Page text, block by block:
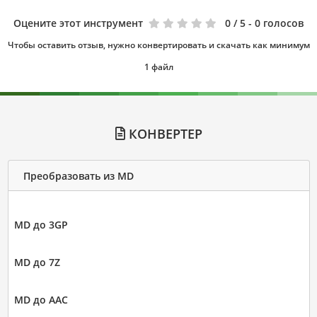
Оцените этот инструмент 0 / 5 - 0 голосов
Чтобы оставить отзыв, нужно конвертировать и скачать как минимум
1 файл
КОНВЕРТЕР
Преобразовать из MD
MD до 3GP
MD до 7Z
MD до AAC